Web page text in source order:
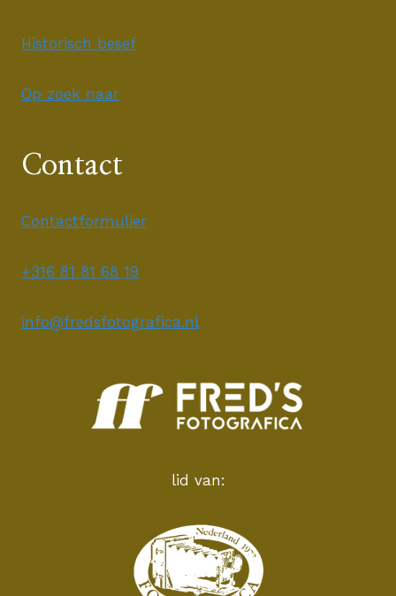
Historisch besef
Op zoek naar
Contact
Contactformulier
+316 81 81 68 19
info@fredsfotografica.nl
lid van: